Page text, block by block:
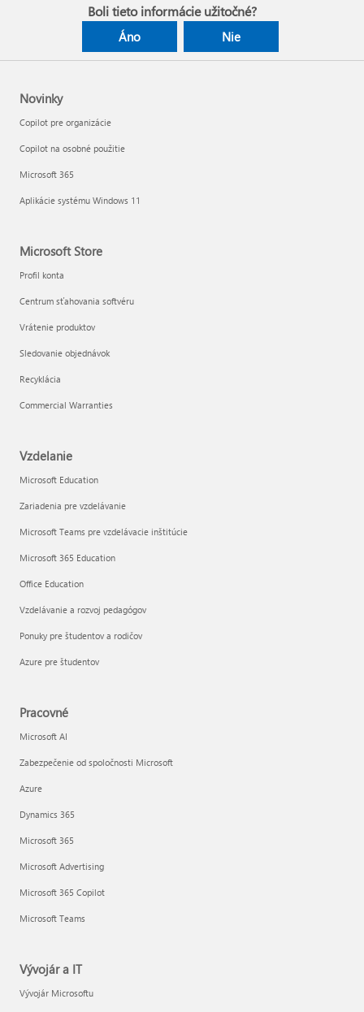
Boli tieto informácie užitočné?
Áno Nie
Novinky
Copilot pre organizácie
Copilot na osobné použitie
Microsoft 365
Aplikácie systému Windows 11
Microsoft Store
Profil konta
Centrum sťahovania softvéru
Vrátenie produktov
Sledovanie objednávok
Recyklácia
Commercial Warranties
Vzdelanie
Microsoft Education
Zariadenia pre vzdelávanie
Microsoft Teams pre vzdelávacie inštitúcie
Microsoft 365 Education
Office Education
Vzdelávanie a rozvoj pedagógov
Ponuky pre študentov a rodičov
Azure pre študentov
Pracovné
Microsoft AI
Zabezpečenie od spoločnosti Microsoft
Azure
Dynamics 365
Microsoft 365
Microsoft Advertising
Microsoft 365 Copilot
Microsoft Teams
Vývojár a IT
Vývojár Microsoftu